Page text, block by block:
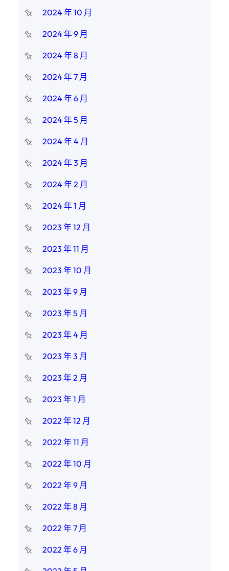
2024 年 10 月
2024 年 9 月
2024 年 8 月
2024 年 7 月
2024 年 6 月
2024 年 5 月
2024 年 4 月
2024 年 3 月
2024 年 2 月
2024 年 1 月
2023 年 12 月
2023 年 11 月
2023 年 10 月
2023 年 9 月
2023 年 5 月
2023 年 4 月
2023 年 3 月
2023 年 2 月
2023 年 1 月
2022 年 12 月
2022 年 11 月
2022 年 10 月
2022 年 9 月
2022 年 8 月
2022 年 7 月
2022 年 6 月